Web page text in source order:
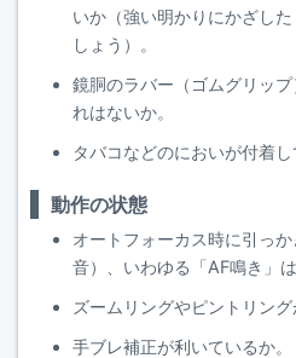
いか（強い明かりにかざし
しょう）。
鏡胴のラバー（ゴムグリッ
れはないか。
タバコなどのにおいが付着し
動作の状態
オートフォーカス時に引っ
音）、いわゆる「AF鳴き」は
ズームリングやピントリング
手ブレ補正が利いているか。